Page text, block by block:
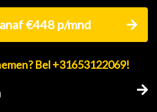
€448 p/mnd
Bel +31653122069!